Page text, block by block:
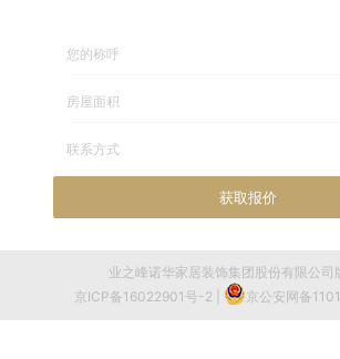
获取报价
业之峰诺华家居装饰集团股份有限公司
京ICP备16022901号-2
京公安网备